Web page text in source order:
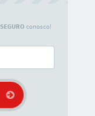
SEGURO conosco!